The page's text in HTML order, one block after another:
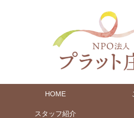
HOME
スタッフ紹介